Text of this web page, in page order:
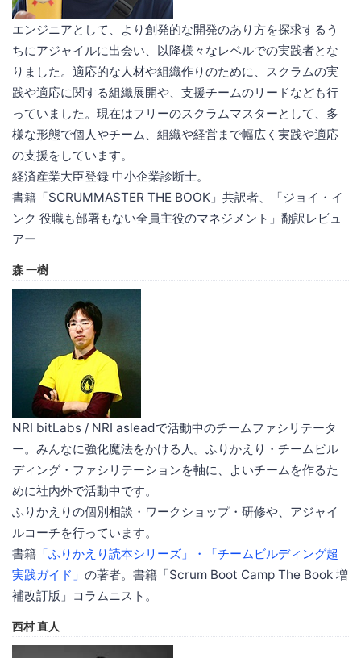
エンジニアとして、より創発的な開発のあり方を探求するう
ちにアジャイルに出会い、以降様々なレベルでの実践者とな
りました。適応的な人材や組織作りのために、スクラムの実
践や適応に関する組織展開や、支援チームのリードなども行
っていました。現在はフリーのスクラムマスターとして、多
様な形態で個人やチーム、組織や経営まで幅広く実践や適応
の支援をしています。
経済産業大臣登録 中小企業診断士。
書籍「SCRUMMASTER THE BOOK」共訳者、「ジョイ・イ
ンク 役職も部署もない全員主役のマネジメント」翻訳レビュ
アー
森 一樹
NRI bitLabs / NRI asleadで活動中のチームファシリテータ
ー。みんなに強化魔法をかける人。ふりかえり・チームビル
ディング・ファシリテーションを軸に、よいチームを作るた
めに社内外で活動中です。
ふりかえりの個別相談・ワークショップ・研修や、アジャイ
ルコーチを行っています。
書籍 「ふりかえり読本シリーズ」・「チームビルディング超
実践ガイド」 の著者。書籍「Scrum Boot Camp The Book 増
補改訂版」コラムニスト。
西村 直人